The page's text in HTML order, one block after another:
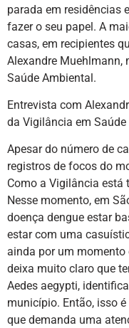
parada em residências
fazer o seu papel. A
casas, em recipientes
Alexandre Muehlmann,
Saúde Ambiental.
Entrevista com
da Vigilância em
Apesar do número de
registros de focos do
Como a Vigilância está
Nesse momento, em
doença dengue estar
estar com uma
ainda por um momento
deixa muito claro que
Aedes aegypti,
município. Então, isso
que demanda uma